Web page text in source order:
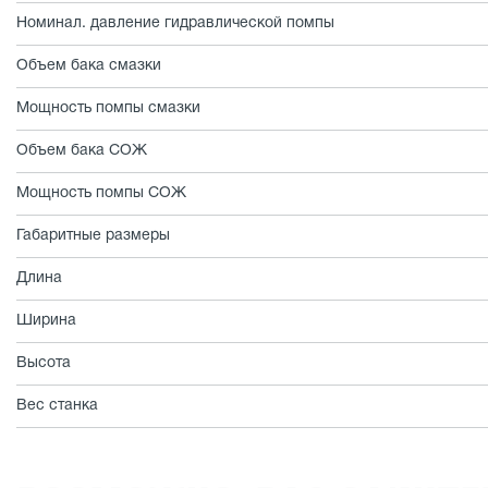
Номинал. давление гидравлической помпы
Объем бака смазки
Мощность помпы смазки
Объем бака СОЖ
Мощность помпы СОЖ
Габаритные размеры
Длина
Ширина
Высота
Вес станка